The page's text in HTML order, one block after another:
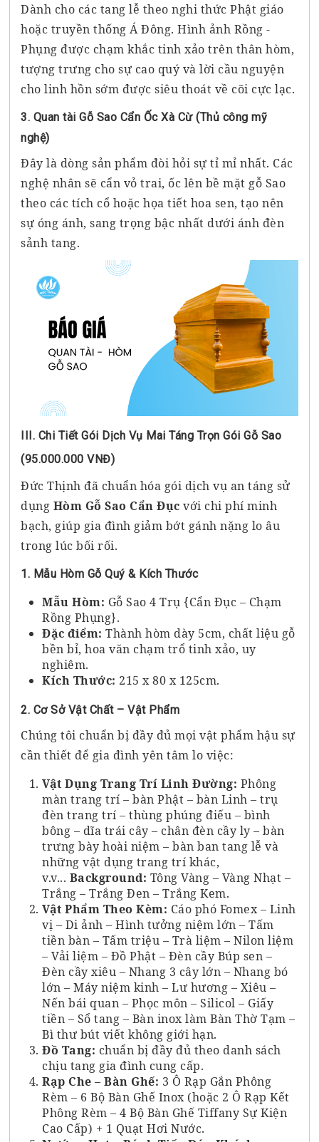
Dành cho các tang lễ theo nghi thức Phật giáo
hoặc truyền thống Á Đông. Hình ảnh Rồng -
Phụng được chạm khắc tinh xảo trên thân hòm,
tượng trưng cho sự cao quý và lời cầu nguyện
cho linh hồn sớm được siêu thoát về cõi cực lạc.
3. Quan tài Gỗ Sao Cẩn Ốc Xà Cừ (Thủ công mỹ
nghệ)
Đây là dòng sản phẩm đòi hỏi sự tỉ mỉ nhất. Các
nghệ nhân sẽ cẩn vỏ trai, ốc lên bề mặt gỗ Sao
theo các tích cổ hoặc họa tiết hoa sen, tạo nên
sự óng ánh, sang trọng bậc nhất dưới ánh đèn
sảnh tang.
III. Chi Tiết Gói Dịch Vụ Mai Táng Trọn Gói Gỗ Sao
(95.000.000 VNĐ)
Đức Thịnh đã chuẩn hóa gói dịch vụ an táng sử
dụng Hòm Gỗ Sao Cẩn Đục với chi phí minh
bạch, giúp gia đình giảm bớt gánh nặng lo âu
trong lúc bối rối.
1. Mẫu Hòm Gỗ Quý & Kích Thước
Mẫu Hòm: Gỗ Sao 4 Trụ {Cẩn Đục – Chạm
Rồng Phụng}.
Đặc điểm: Thành hòm dày 5cm, chất liệu gỗ
bền bỉ, hoa văn chạm trổ tinh xảo, uy
nghiêm.
Kích Thước: 215 x 80 x 125cm.
2. Cơ Sở Vật Chất – Vật Phẩm
Chúng tôi chuẩn bị đầy đủ mọi vật phẩm hậu sự
cần thiết để gia đình yên tâm lo việc:
Vật Dụng Trang Trí Linh Đường: Phông
màn trang trí – bàn Phật – bàn Linh – trụ
đèn trang trí – thùng phúng điếu – bình
bông – dĩa trái cây – chân đèn cầy ly – bàn
trưng bày hoài niệm – bàn ban tang lễ và
những vật dụng trang trí khác,
v.v... Background: Tông Vàng – Vàng Nhạt –
Trắng – Trắng Đen – Trắng Kem.
Vật Phẩm Theo Kèm: Cáo phó Fomex – Linh
vị – Di ảnh – Hình tưởng niệm lớn – Tấm
tiền bàn – Tấm triệu – Trà liệm – Nilon liệm
– Vải liệm – Đồ Phật – Đèn cầy Búp sen –
Đèn cầy xiêu – Nhang 3 cây lớn – Nhang bó
lớn – Máy niệm kinh – Lư hương – Xiêu –
Nến bái quan – Phọc môn – Silicol – Giấy
tiền – Sổ tang – Bàn inox làm Bàn Thờ Tạm –
Bì thư bút viết không giới hạn.
Đồ Tang: chuẩn bị đầy đủ theo danh sách
chịu tang gia đình cung cấp.
Rạp Che – Bàn Ghế: 3 Ô Rạp Gắn Phông
Rèm – 6 Bộ Bàn Ghế Inox (hoặc 2 Ô Rạp Kết
Phông Rèm – 4 Bộ Bàn Ghế Tiffany Sự Kiện
Cao Cấp) + 1 Quạt Hơi Nước.